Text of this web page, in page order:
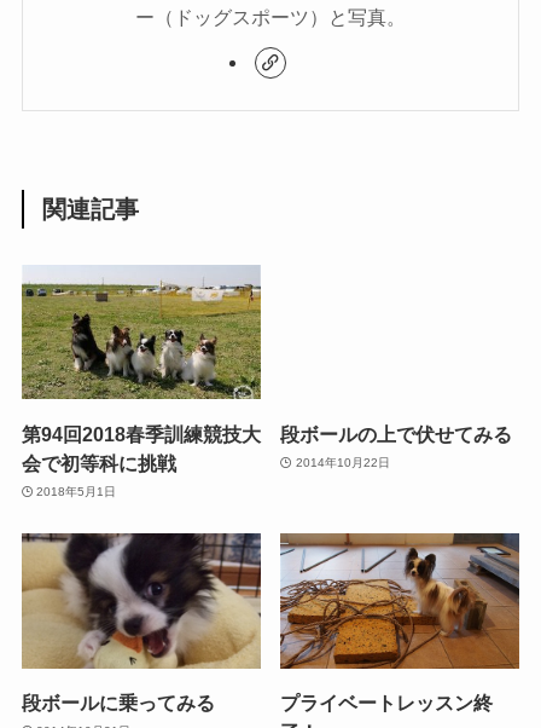
ー（ドッグスポーツ）と写真。
関連記事
第94回2018春季訓練競技大
会で初等科に挑戦
2018年5月1日
段ボールの上で伏せてみる
2014年10月22日
段ボールに乗ってみる
プライベートレッスン終